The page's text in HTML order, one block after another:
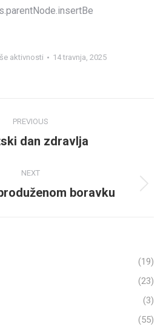
aktivnosti 14 travnja, 2025
PREVIOUS
Previous
dan zdravlja
NEXT
Next
boravku
(19)
(23)
(3)
(55)